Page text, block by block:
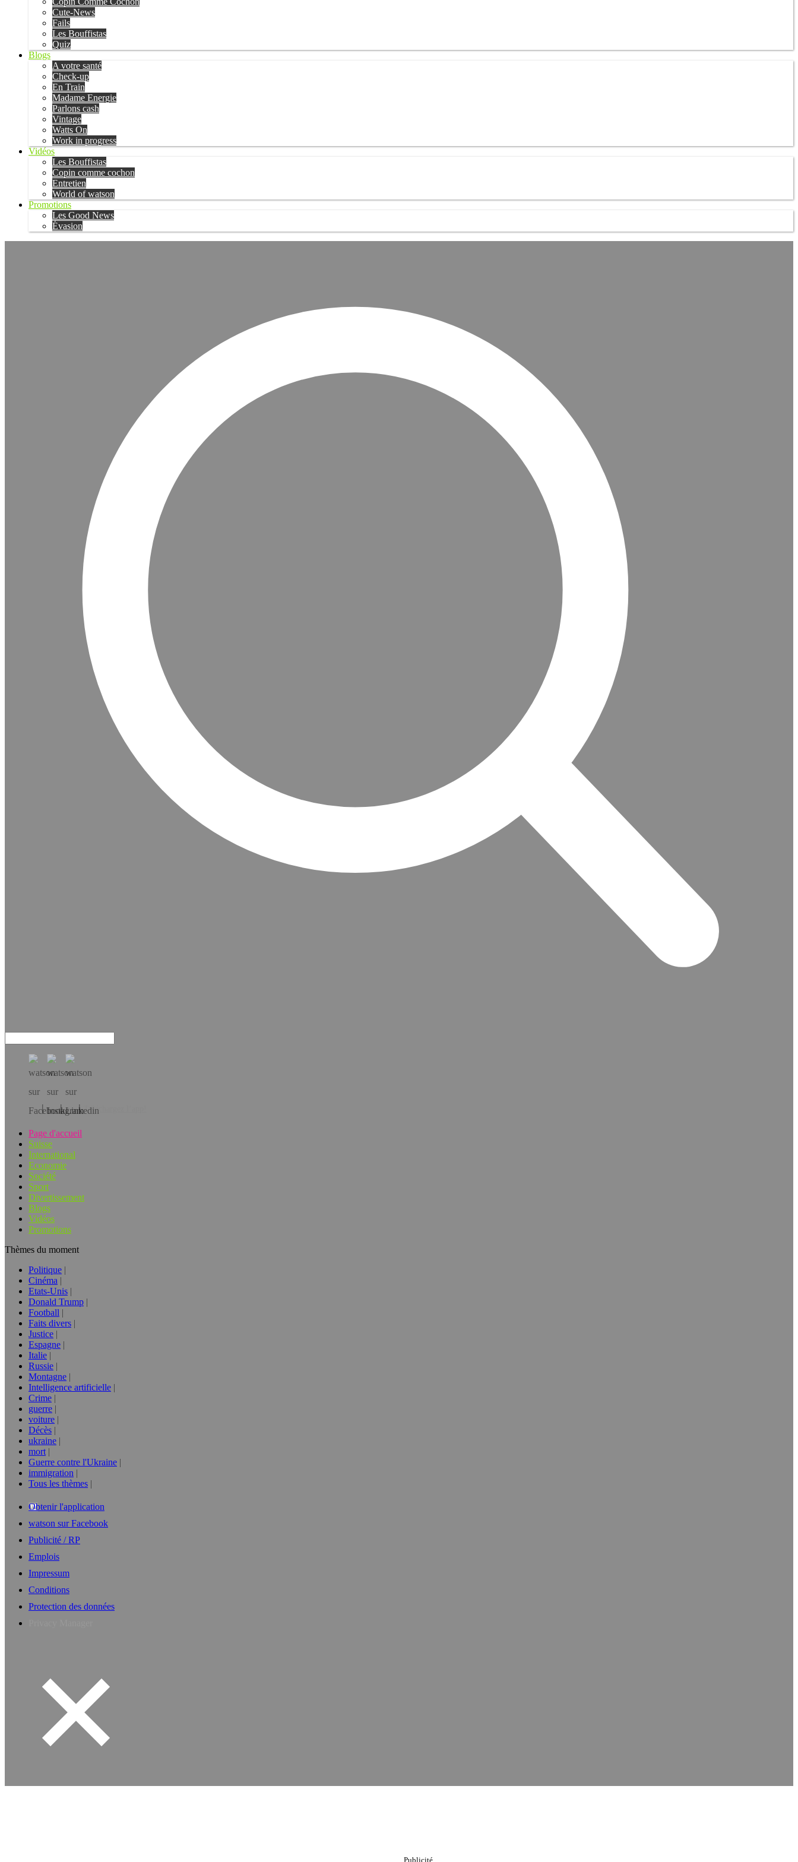
Cute-News
Fails
Les Bouffistas
Quiz
Blogs
A votre santé
Check-up
En Train
Madame Energie
Parlons cash
Vintage
Watts On
Work in progress
Vidéos
Les Bouffistas
Copin comme cochon
Entretien
World of watson
Promotions
Les Good News
Évasion
Téléchargez l’app!
Page d'accueil
Suisse
International
Economie
Société
Sport
Divertissement
Blogs
Vidéos
Promotions
Thèmes du moment
Politique
Cinéma
Etats-Unis
Donald Trump
Football
Faits divers
Justice
Espagne
Italie
Russie
Montagne
Intelligence artificielle
Crime
guerre
voiture
Décès
ukraine
mort
Guerre contre l'Ukraine
immigration
Tous les thèmes
Obtenir l'application
watson sur Facebook
Publicité / RP
Emplois
Impressum
Conditions
Protection des données